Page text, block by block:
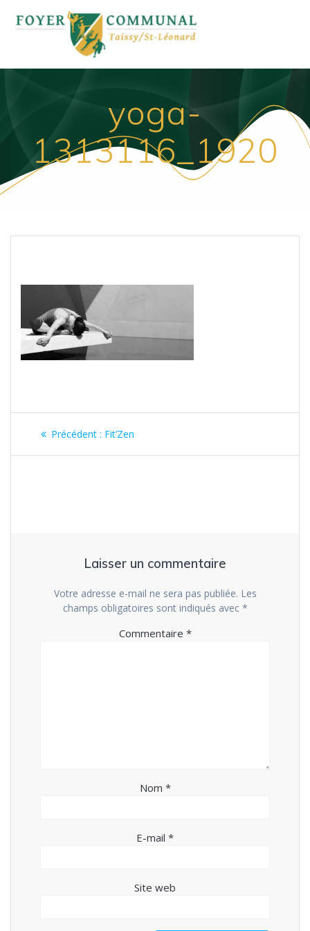
au
contenu
yoga-
1313116_1920
Navigation
de
Précédent : Article
Fit’Zen
Laisser un commentaire
Votre adresse e-mail ne sera pas publiée. Les
champs obligatoires sont indiqués avec *
Commentaire *
Nom *
E-mail *
Site web